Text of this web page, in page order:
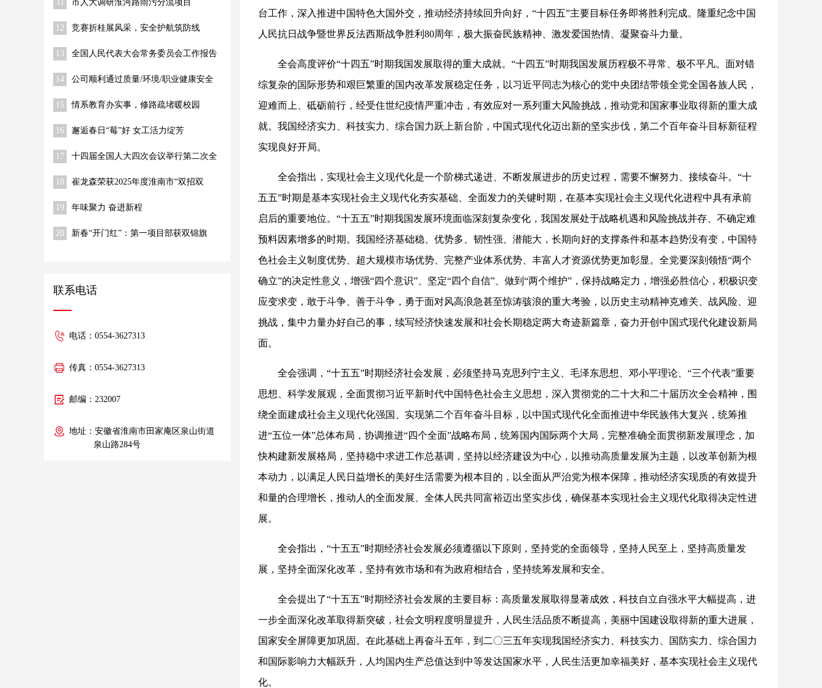
11 市人大调研淮河路雨污分流项目
12 竞赛折桂展风采，安全护航筑防线
13 全国人民代表大会常务委员会工作报告
14
公司顺利通过质量/环境/职业健康安全
15
情系教育办实事，修路疏堵暖校园
16 邂逅春日“莓”好 女工活力绽芳
17
十四届全国人大四次会议举行第二次全
18
崔龙森荣获2025年度淮南市“双招双
19
年味聚力 奋进新程
20 新春“开门红”：第一项目部获双锦旗
联系电话
电话：0554-3627313
传真：0554-3627313
邮编：232007
地址：安徽省淮南市田家庵区泉山街道
泉山路284号
台工作，深入推进中国特色大国外交，推动经济持续回升向好，“十四五”主要目标任务即将胜利完成。隆重纪念中国
人民抗日战争暨世界反法西斯战争胜利80周年，极大振奋民族精神、激发爱国热情、凝聚奋斗力量。
全会高度评价“十四五”时期我国发展取得的重大成就。“十四五”时期我国发展历程极不寻常、极不平凡。面对错
综复杂的国际形势和艰巨繁重的国内改革发展稳定任务，以习近平同志为核心的党中央团结带领全党全国各族人民，
迎难而上、砥砺前行，经受住世纪疫情严重冲击，有效应对一系列重大风险挑战，推动党和国家事业取得新的重大成
就。我国经济实力、科技实力、综合国力跃上新台阶，中国式现代化迈出新的坚实步伐，第二个百年奋斗目标新征程
实现良好开局。
全会指出，实现社会主义现代化是一个阶梯式递进、不断发展进步的历史过程，需要不懈努力、接续奋斗。“十
五五”时期是基本实现社会主义现代化夯实基础、全面发力的关键时期，在基本实现社会主义现代化进程中具有承前
启后的重要地位。“十五五”时期我国发展环境面临深刻复杂变化，我国发展处于战略机遇和风险挑战并存、不确定难
预料因素增多的时期。我国经济基础稳、优势多、韧性强、潜能大，长期向好的支撑条件和基本趋势没有变，中国特
色社会主义制度优势、超大规模市场优势、完整产业体系优势、丰富人才资源优势更加彰显。全党要深刻领悟“两个
确立”的决定性意义，增强“四个意识”、坚定“四个自信”、做到“两个维护”，保持战略定力，增强必胜信心，积极识变
应变求变，敢于斗争、善于斗争，勇于面对风高浪急甚至惊涛骇浪的重大考验，以历史主动精神克难关、战风险、迎
挑战，集中力量办好自己的事，续写经济快速发展和社会长期稳定两大奇迹新篇章，奋力开创中国式现代化建设新局
面。
全会强调，“十五五”时期经济社会发展，必须坚持马克思列宁主义、毛泽东思想、邓小平理论、“三个代表”重要
思想、科学发展观，全面贯彻习近平新时代中国特色社会主义思想，深入贯彻党的二十大和二十届历次全会精神，围
绕全面建成社会主义现代化强国、实现第二个百年奋斗目标，以中国式现代化全面推进中华民族伟大复兴，统筹推
进“五位一体”总体布局，协调推进“四个全面”战略布局，统筹国内国际两个大局，完整准确全面贯彻新发展理念，加
快构建新发展格局，坚持稳中求进工作总基调，坚持以经济建设为中心，以推动高质量发展为主题，以改革创新为根
本动力，以满足人民日益增长的美好生活需要为根本目的，以全面从严治党为根本保障，推动经济实现质的有效提升
和量的合理增长，推动人的全面发展、全体人民共同富裕迈出坚实步伐，确保基本实现社会主义现代化取得决定性进
展。
全会指出，“十五五”时期经济社会发展必须遵循以下原则，坚持党的全面领导，坚持人民至上，坚持高质量发
展，坚持全面深化改革，坚持有效市场和有为政府相结合，坚持统筹发展和安全。
全会提出了“十五五”时期经济社会发展的主要目标：高质量发展取得显著成效，科技自立自强水平大幅提高，进
一步全面深化改革取得新突破，社会文明程度明显提升，人民生活品质不断提高，美丽中国建设取得新的重大进展，
国家安全屏障更加巩固。在此基础上再奋斗五年，到二〇三五年实现我国经济实力、科技实力、国防实力、综合国力
和国际影响力大幅跃升，人均国内生产总值达到中等发达国家水平，人民生活更加幸福美好，基本实现社会主义现代
化。